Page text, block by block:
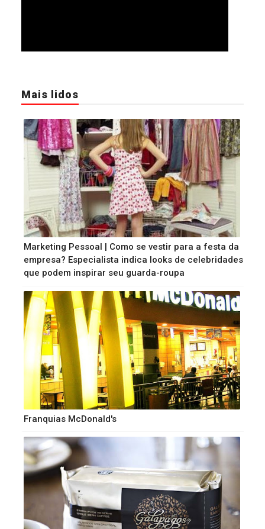
Mais lidos
Marketing Pessoal | Como se vestir para a festa da
empresa? Especialista indica looks de celebridades
que podem inspirar seu guarda-roupa
Franquias McDonald's